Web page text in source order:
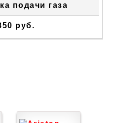
подачи газа
руб.